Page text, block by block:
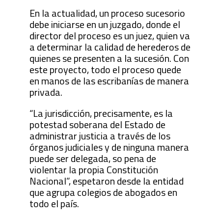
En la actualidad, un proceso sucesorio
debe iniciarse en un juzgado, donde el
director del proceso es un juez, quien va
a determinar la calidad de herederos de
quienes se presenten a la sucesión. Con
este proyecto, todo el proceso quede
en manos de las escribanías de manera
privada.
“La jurisdicción, precisamente, es la
potestad soberana del Estado de
administrar justicia a través de los
órganos judiciales y de ninguna manera
puede ser delegada, so pena de
violentar la propia Constitución
Nacional”, espetaron desde la entidad
que agrupa colegios de abogados en
todo el país.